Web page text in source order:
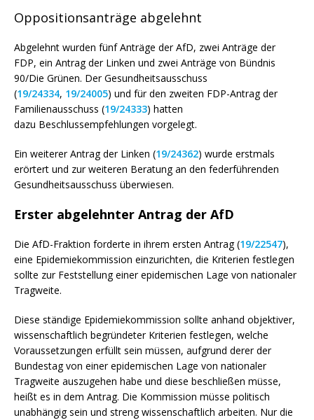
Oppositionsanträge abgelehnt
Abgelehnt wurden fünf Anträge der AfD, zwei Anträge der
FDP, ein Antrag der Linken und zwei Anträge von Bündnis
90/Die Grünen. Der Gesundheitsausschuss
(19/24334, 19/24005) und für den zweiten FDP-Antrag der
Familienausschuss (19/24333) hatten
dazu Beschlussempfehlungen vorgelegt.
Ein weiterer Antrag der Linken (19/24362) wurde erstmals
erörtert und zur weiteren Beratung an den federführenden
Gesundheitsausschuss überwiesen.
Erster abgelehnter Antrag der AfD
Die AfD-Fraktion forderte in ihrem ersten Antrag (19/22547),
eine Epidemiekommission einzurichten, die Kriterien festlegen
sollte zur Feststellung einer epidemischen Lage von nationaler
Tragweite.
Diese ständige Epidemiekommission sollte anhand objektiver,
wissenschaftlich begründeter Kriterien festlegen, welche
Voraussetzungen erfüllt sein müssen, aufgrund derer der
Bundestag von einer epidemischen Lage von nationaler
Tragweite auszugehen habe und diese beschließen müsse,
heißt es in dem Antrag. Die Kommission müsse politisch
unabhängig sein und streng wissenschaftlich arbeiten. Nur die